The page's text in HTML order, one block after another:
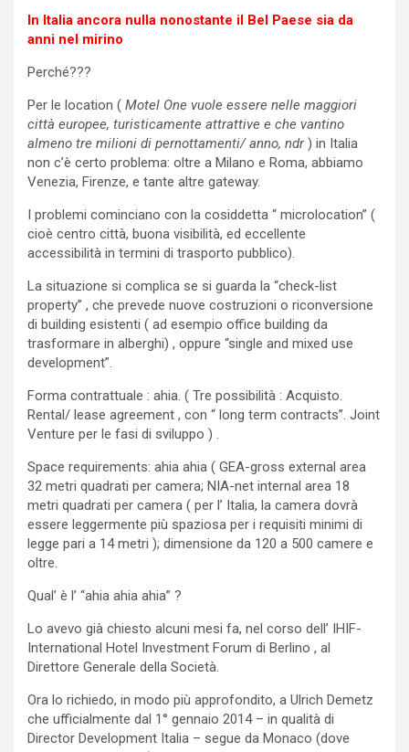
In Italia ancora nulla nonostante il Bel Paese sia da
anni nel mirino
Perché???
Per le location ( Motel One vuole essere nelle maggiori
città europee, turisticamente attrattive e che vantino
almeno tre milioni di pernottamenti/ anno, ndr) in Italia
non c’è certo problema: oltre a Milano e Roma, abbiamo
Venezia, Firenze, e tante altre gateway.
I problemi cominciano con la cosiddetta “ microlocation” (
cioè centro città, buona visibilità, ed eccellente
accessibilità in termini di trasporto pubblico).
La situazione si complica se si guarda la “check-list
property” , che prevede nuove costruzioni o riconversione
di building esistenti ( ad esempio office building da
trasformare in alberghi) , oppure “single and mixed use
development”.
Forma contrattuale : ahia. ( Tre possibilità : Acquisto.
Rental/ lease agreement , con “ long term contracts”. Joint
Venture per le fasi di sviluppo ) .
Space requirements: ahia ahia ( GEA-gross external area
32 metri quadrati per camera; NIA-net internal area 18
metri quadrati per camera ( per l’ Italia, la camera dovrà
essere leggermente più spaziosa per i requisiti minimi di
legge pari a 14 metri ); dimensione da 120 a 500 camere e
oltre.
Qual’ è l’ “ahia ahia ahia” ?
Lo avevo già chiesto alcuni mesi fa, nel corso dell’ IHIF-
International Hotel Investment Forum di Berlino , al
Direttore Generale della Società.
Ora lo richiedo, in modo più approfondito, a Ulrich Demetz
che ufficialmente dal 1° gennaio 2014 – in qualità di
Director Development Italia – segue da Monaco (dove